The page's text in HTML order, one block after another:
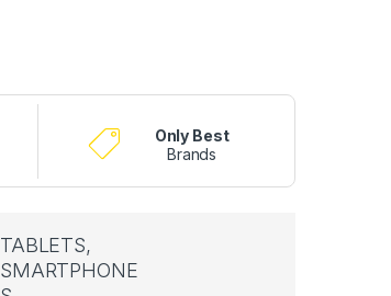
Only Best
Brands
TABLETS,
SMARTPHONE